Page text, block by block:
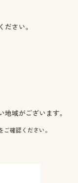
さい。
域がございます。
ご確認ください。